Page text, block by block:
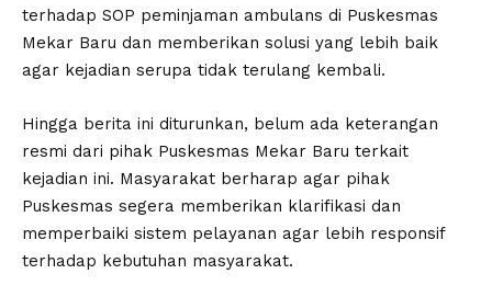
terhadap SOP peminjaman ambulans di Puskesmas
Mekar Baru dan memberikan solusi yang lebih baik
agar kejadian serupa tidak terulang kembali.
Hingga berita ini diturunkan, belum ada keterangan
resmi dari pihak Puskesmas Mekar Baru terkait
kejadian ini. Masyarakat berharap agar pihak
Puskesmas segera memberikan klarifikasi dan
memperbaiki sistem pelayanan agar lebih responsif
terhadap kebutuhan masyarakat.